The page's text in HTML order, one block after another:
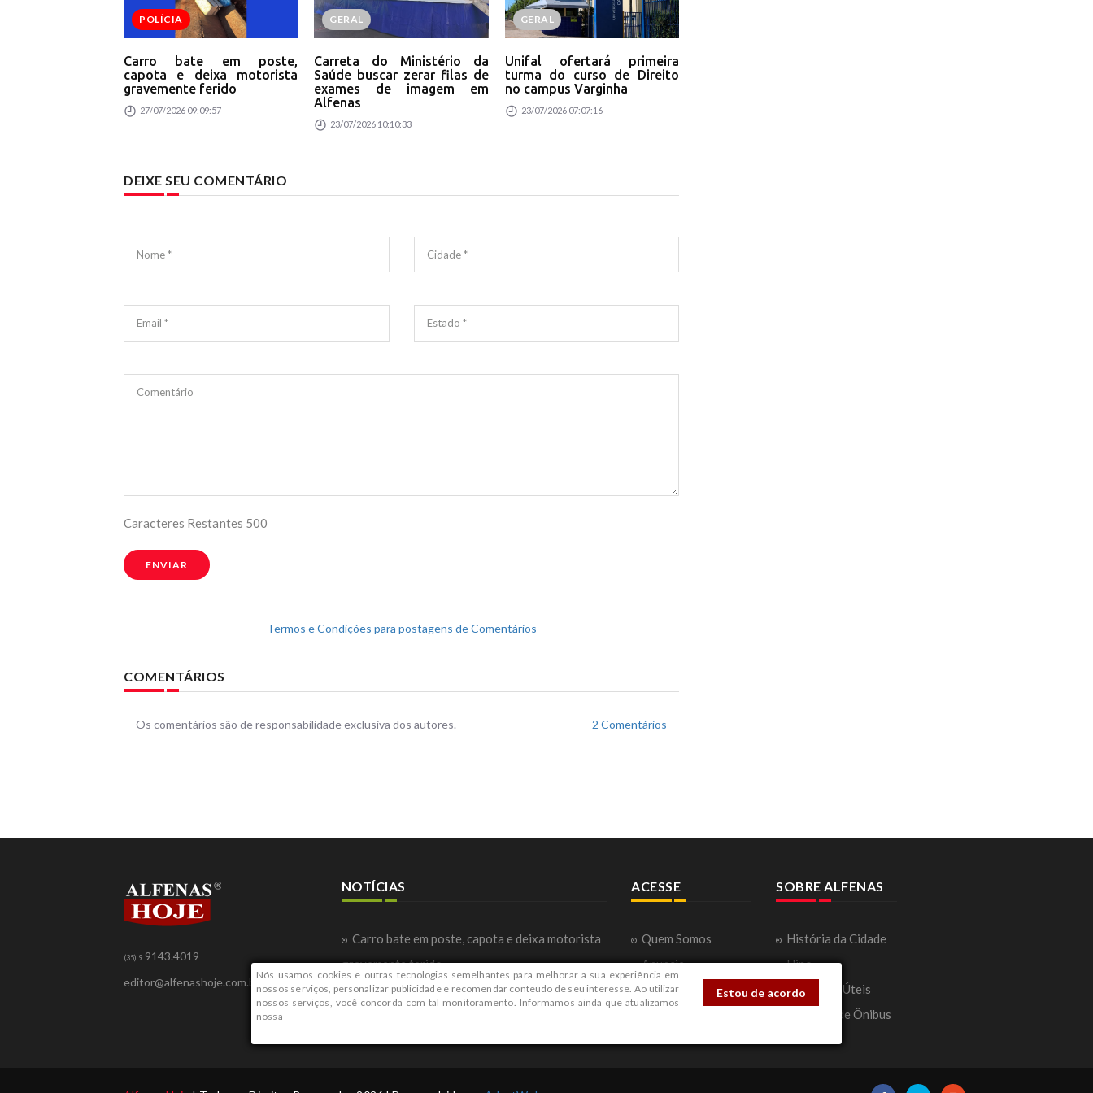
POLÍCIA
Carro bate em poste,
capota e deixa motorista
gravemente ferido
27/07/2026 09:09:57
GERAL
Carreta do Ministério da
Saúde buscar zerar filas de
exames de imagem em
Alfenas
23/07/2026 10:10:33
GERAL
Unifal ofertará primeira
turma do curso de Direito
no campus Varginha
23/07/2026 07:07:16
DEIXE SEU COMENTÁRIO
Nome * Cidade *
Email * Estado *
Comentário
Caracteres Restantes 500
ENVIAR
Termos e Condições para postagens de Comentários
COMENTÁRIOS
Os comentários são de responsabilidade exclusiva dos autores. 2 Comentários
Nós usamos cookies e outras tecnologias semelhantes para melhorar a sua experiência em
nossos serviços, personalizar publicidade e recomendar conteúdo de seu interesse. Ao utilizar
nossos serviços, você concorda com tal monitoramento. Informamos ainda que atualizamos
nossa
Estou de acordo
(35) 9 9143.4019
editor@alfenashoje.com.br
NOTÍCIAS
Carro bate em poste, capota e deixa motorista
gravemente ferido
Carreta do Ministério da Saúde buscar zerar
ACESSE
Quem Somos
Anuncie
Fale com a Redação
SOBRE ALFENAS
História da Cidade
Hino
Telefones Úteis
Horários de Ônibus